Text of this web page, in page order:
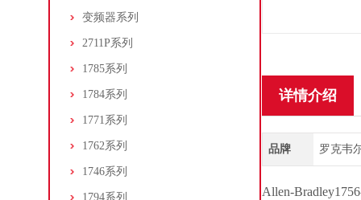
变频器系列
2711P系列
1785系列
1784系列
1771系列
1762系列
1746系列
1794系列
详情介绍
品牌 罗克韦
Allen-